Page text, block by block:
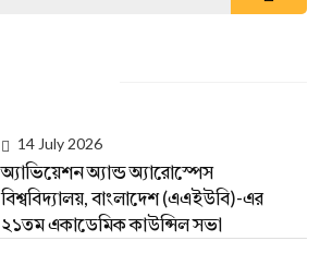
14 July 2026
অ্যাভিয়েশন অ্যান্ড অ্যারোস্পেস
বিশ্ববিদ্যালয়, বাংলাদেশ (এএইউবি)-এর
২১তম একাডেমিক কাউন্সিল সভা